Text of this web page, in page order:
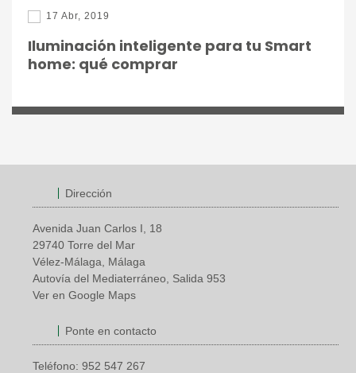
17 Abr, 2019
Iluminación inteligente para tu Smart
home: qué comprar
Dirección
Avenida Juan Carlos I, 18
29740 Torre del Mar
Vélez-Málaga, Málaga
Autovía del Mediaterráneo, Salida 953
Ver en Google Maps
Ponte en contacto
Teléfono: 952 547 267